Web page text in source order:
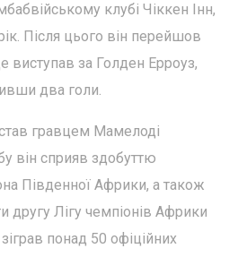
клубі Чіккен Інн,
Після цього він перейшов
виступав за Голден Ерроуз,
два голи.
гравцем Мамелоді
він сприяв здобуттю
Південної Африки, а також
другу Лігу чемпіонів Африки
понад 50 офіційних